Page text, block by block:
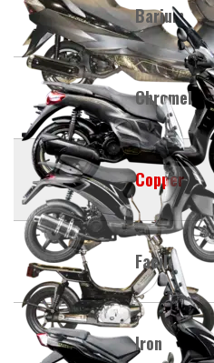
Barium
Chromel
Copper
Facile
Iron